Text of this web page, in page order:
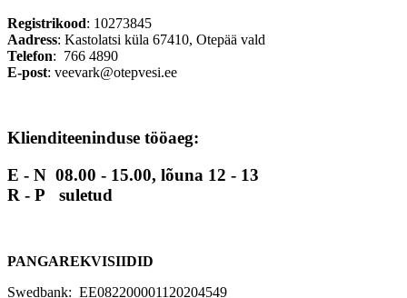
Registrikood: 10273845
Aadress: Kastolatsi küla 67410, Otepää vald
Telefon: 766 4890
E-post: veevark@otepvesi.ee
Klienditeeninduse tööaeg:
E - N 08.00 - 15.00, lõuna 12 - 13
R - P suletud
PANGAREKVISIIDID
Swedbank: EE082200001120204549